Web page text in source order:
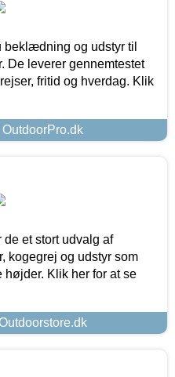
beklædning og udstyr til
De leverer gennemtestet
fritid og hverdag. Klik
de et stort udvalg af
kogegrej og udstyr som
Klik her for at se